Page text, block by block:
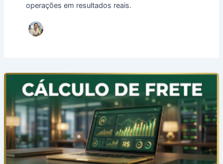
operações em resultados reais.